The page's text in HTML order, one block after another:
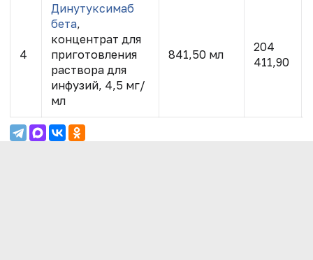
4
Динутуксимаб
бета,
концентрат для
приготовления
раствора для
инфузий, 4,5 мг/
мл
841,50 мл
204
411,90